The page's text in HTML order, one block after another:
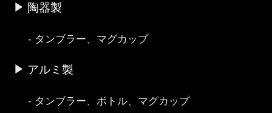
陶器製
タンブラー、マグカップ
アルミ製
タンブラー、ボトル、マグカップ